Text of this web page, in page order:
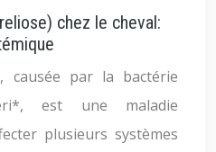
chez le cheval:
causée par la bactérie
est une maladie
plusieurs systèmes